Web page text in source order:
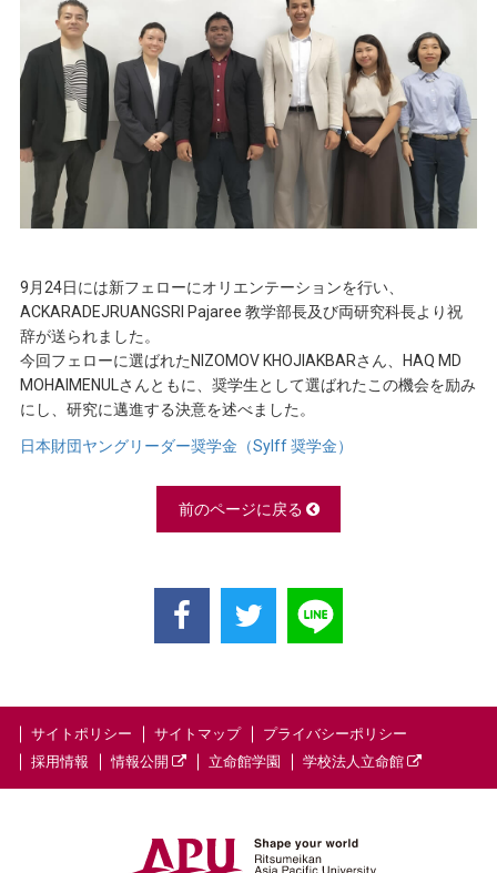
9月24日には新フェローにオリエンテーションを行い、
ACKARADEJRUANGSRI Pajaree 教学部長及び両研究科長より祝
辞が送られました。
今回フェローに選ばれたNIZOMOV KHOJIAKBARさん、HAQ MD
MOHAIMENULさんともに、奨学生として選ばれたこの機会を励み
にし、研究に邁進する決意を述べました。
日本財団ヤングリーダー奨学金（Sylff 奨学金）
前のページに戻る
サイトポリシー サイトマップ
プライバシーポリシー
採用情報
情報公開 立命館学園 学校法人立命館